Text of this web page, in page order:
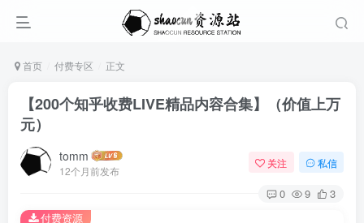
首页 付费专区 正文
【200个知乎收费LIVE精品内容合集】（价值上万
元）
tomm
12个月前发布
关注 私信
0 9 3
付费资源